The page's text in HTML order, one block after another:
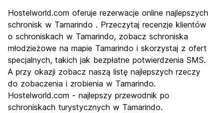
Kultura
6.2
Imprezy
Najlepsza wartość
6.8
Hostelworld.com oferuje rezerwacje online najlepszych
schronisk w Tamarindo . Przeczytaj recenzje klientów
o schroniskach w Tamarindo, zobacz schroniska
młodzieżowe na mapie Tamarindo i skorzystaj z ofert
specjalnych, takich jak bezpłatne potwierdzenia SMS.
A przy okazji zobacz naszą listę najlepszych rzeczy
do zobaczenia i zrobienia w Tamarindo.
Hostelworld.com - najlepszy przewodnik po
schroniskach turystycznych w Tamarindo.